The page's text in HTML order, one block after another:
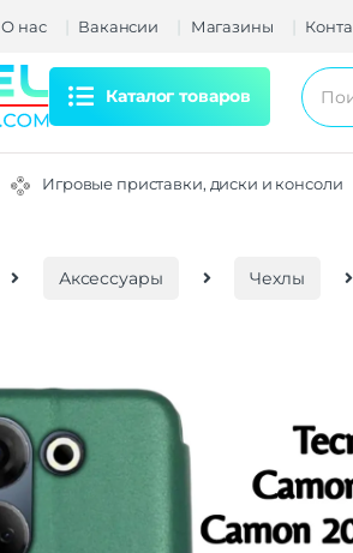
О нас Вакансии Магазины
Каталог товаров
Игровые приставки, диски и консоли
Аксессуары Чехлы